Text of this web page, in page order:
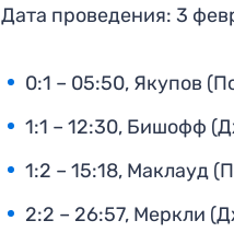
Дата проведения: 3
0:1 – 05:50, Якупов
1:1 – 12:30, Бишофф
1:2 – 15:18, Маклауд
2:2 – 26:57, Меркли